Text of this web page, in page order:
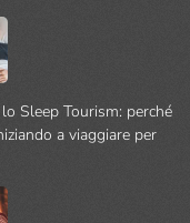
lo Sleep Tourism: perché
a viaggiare per